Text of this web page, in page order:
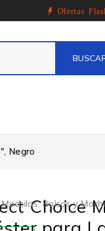
Ofertas
Negro
,Bolsos y
Choice